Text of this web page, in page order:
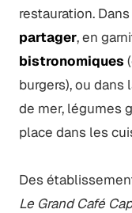
restauration.
partager, en
bistronomiques
burgers), ou dans
de mer, légumes
place dans les
Des
Le Grand Café